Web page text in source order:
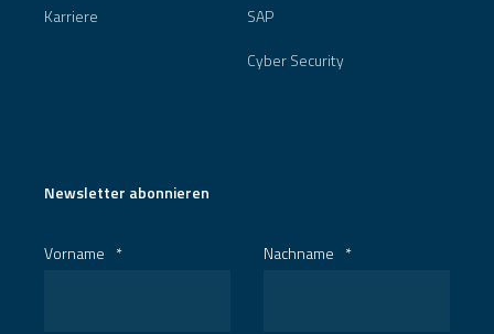
Karriere
SAP
Cyber Security
Newsletter abonnieren
Vorname * Nachname *